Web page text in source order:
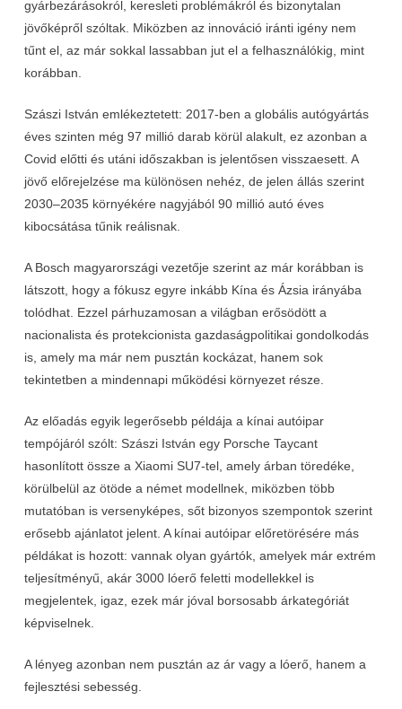
gyárbezárásokról, keresleti problémákról és bizonytalan
jövőképről szóltak. Miközben az innováció iránti igény nem
tűnt el, az már sokkal lassabban jut el a felhasználókig, mint
korábban.
Szászi István emlékeztetett: 2017-ben a globális autógyártás
éves szinten még 97 millió darab körül alakult, ez azonban a
Covid előtti és utáni időszakban is jelentősen visszaesett. A
jövő előrejelzése ma különösen nehéz, de jelen állás szerint
2030–2035 környékére nagyjából 90 millió autó éves
kibocsátása tűnik reálisnak.
A Bosch magyarországi vezetője szerint az már korábban is
látszott, hogy a fókusz egyre inkább Kína és Ázsia irányába
tolódhat. Ezzel párhuzamosan a világban erősödött a
nacionalista és protekcionista gazdaságpolitikai gondolkodás
is, amely ma már nem pusztán kockázat, hanem sok
tekintetben a mindennapi működési környezet része.
Az előadás egyik legerősebb példája a kínai autóipar
tempójáról szólt: Szászi István egy Porsche Taycant
hasonlított össze a Xiaomi SU7-tel, amely árban töredéke,
körülbelül az ötöde a német modellnek, miközben több
mutatóban is versenyképes, sőt bizonyos szempontok szerint
erősebb ajánlatot jelent. A kínai autóipar előretörésére más
példákat is hozott: vannak olyan gyártók, amelyek már extrém
teljesítményű, akár 3000 lóerő feletti modellekkel is
megjelentek, igaz, ezek már jóval borsosabb árkategóriát
képviselnek.
A lényeg azonban nem pusztán az ár vagy a lóerő, hanem a
fejlesztési sebesség.